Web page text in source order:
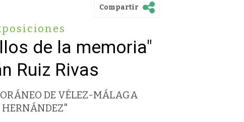
Compartir
de la memoria"
Ruiz Rivas
DE VÉLEZ-MÁLAGA
HERNÁNDEZ"